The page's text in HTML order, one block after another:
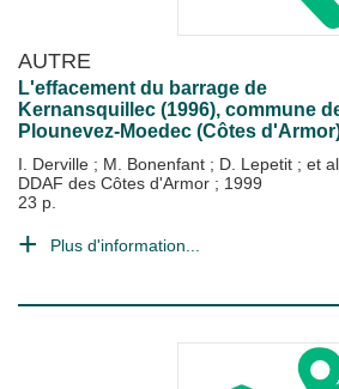
AUTRE
L'effacement du barrage de
Kernansquillec (1996), commune
Plounevez-Moedec (Côtes
I. Derville ; M. Bonenfant ; D. Lepetit ; et al.
DDAF des Côtes d'Armor ; 1999
23 p.
Plus d'information...